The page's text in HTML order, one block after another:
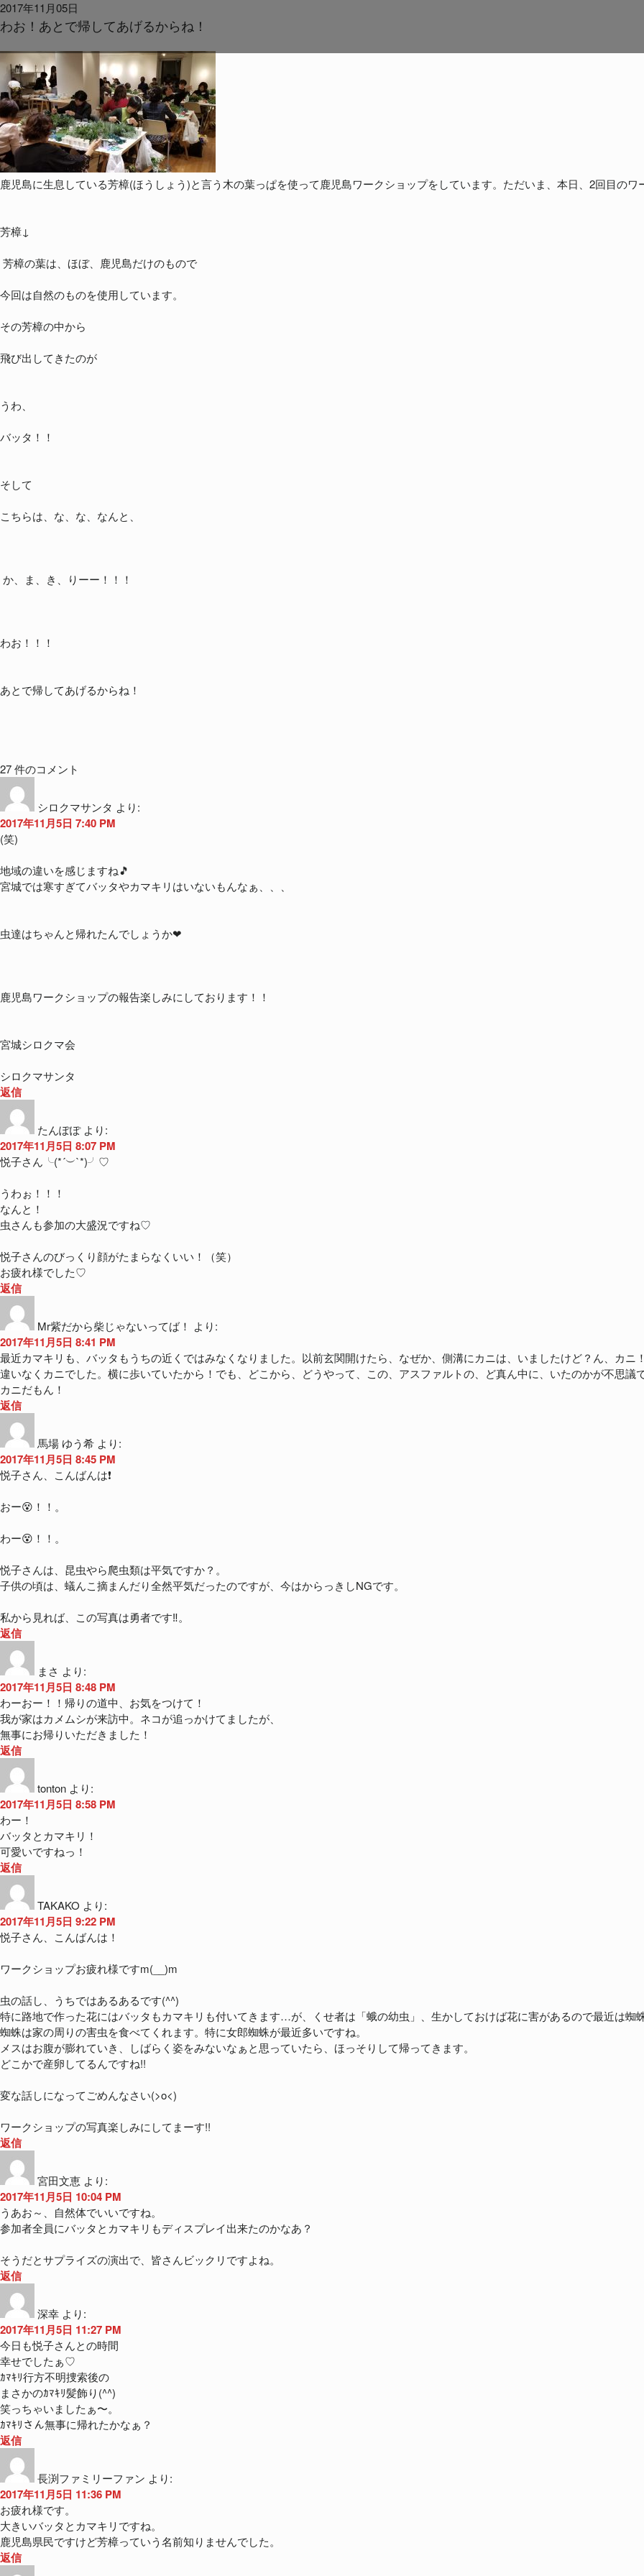
2017年11月05日
わお！あとで帰してあげるからね！
鹿児島に生息している芳樟(ほうしょう)と言う木の葉っぱを使って鹿児島ワークショップをしています。ただいま、本日、2回目のワ
芳樟↓
芳樟の葉は、ほぼ、鹿児島だけのもので
今回は自然のものを使用しています。
その芳樟の中から
飛び出してきたのが
うわ、
バッタ！！
そして
こちらは、な、な、なんと、
か、ま、き、りーー！！！
わお！！！
あとで帰してあげるからね！
27 件のコメント
シロクマサンタ より:
2017年11月5日 7:40 PM
(笑)
地域の違いを感じますね🎵
宮城では寒すぎてバッタやカマキリはいないもんなぁ、、、
虫達はちゃんと帰れたんでしょうか❤
鹿児島ワークショップの報告楽しみにしております！！
宮城シロクマ会
シロクマサンタ
返信
たんぽぽ より:
2017年11月5日 8:07 PM
悦子さん╰(*´︶`*)╯♡
うわぉ！！！
なんと！
虫さんも参加の大盛況ですね♡
悦子さんのびっくり顔がたまらなくいい！（笑）
お疲れ様でした♡
返信
Mr紫だから柴じゃないってば！ より:
2017年11月5日 8:41 PM
最近カマキリも、バッタもうちの近くではみなくなりました。以前玄関開けたら、なぜか、側溝にカニは、いましたけど？ん、カ
違いなくカニでした。横に歩いていたから！でも、どこから、どうやって、この、アスファルトの、ど真ん中に、いたのかが不思議
カニだもん！
返信
馬場 ゆう希 より:
2017年11月5日 8:45 PM
悦子さん、こんばんは❗
おー😵！！。
わー😵！！。
悦子さんは、昆虫やら爬虫類は平気ですか？。
子供の頃は、蟻んこ摘まんだり全然平気だったのですが、今はからっきしNGです。
私から見れば、この写真は勇者です‼️。
返信
まさ より:
2017年11月5日 8:48 PM
わーおー！！帰りの道中、お気をつけて！
我が家はカメムシが来訪中。ネコが追っかけてましたが、
無事にお帰りいただきました！
返信
tonton より:
2017年11月5日 8:58 PM
わー！
バッタとカマキリ！
可愛いですねっ！
返信
TAKAKO より:
2017年11月5日 9:22 PM
悦子さん、こんばんは！
ワークショップお疲れ様ですm(__)m
虫の話し、うちではあるあるです(^^)
特に路地で作った花にはバッタもカマキリも付いてきます…が、くせ者は「蛾の幼虫」、生かしておけば花に害があるので最近は蜘
蜘蛛は家の周りの害虫を食べてくれます。特に女郎蜘蛛が最近多いですね。
メスはお腹が膨れていき、しばらく姿をみないなぁと思っていたら、ほっそりして帰ってきます。
どこかで産卵してるんですね!!
変な話しになってごめんなさい(>o<)
ワークショップの写真楽しみにしてまーす!!
返信
宮田文恵 より:
2017年11月5日 10:04 PM
うあお～、自然体でいいですね。
参加者全員にバッタとカマキリもディスプレイ出来たのかなあ？
そうだとサプライズの演出で、皆さんビックリですよね。
返信
深幸 より:
2017年11月5日 11:27 PM
今日も悦子さんとの時間
幸せでしたぁ♡
ｶﾏｷﾘ行方不明捜索後の
まさかのｶﾏｷﾘ髪飾り(^^)
笑っちゃいましたぁ〜。
ｶﾏｷﾘさん無事に帰れたかなぁ？
返信
長渕ファミリーファン より:
2017年11月5日 11:36 PM
お疲れ様です。
大きいバッタとカマキリですね。
鹿児島県民ですけど芳樟っていう名前知りませんでした。
返信